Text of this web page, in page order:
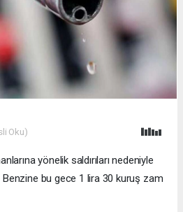
Oku)
yönelik saldırıları nedeniyle
Benzine bu gece 1 lira 30 kuruş zam